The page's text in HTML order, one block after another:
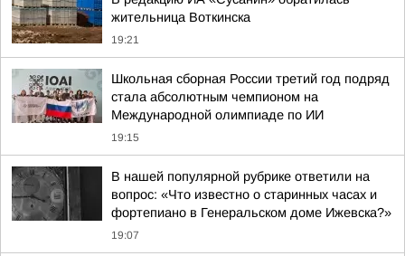
жительница Воткинска
19:21
Школьная сборная России третий год подряд
стала абсолютным чемпионом на
Международной олимпиаде по ИИ
19:15
В нашей популярной рубрике ответили на
вопрос: «Что известно о старинных часах и
фортепиано в Генеральском доме Ижевска?»
19:07